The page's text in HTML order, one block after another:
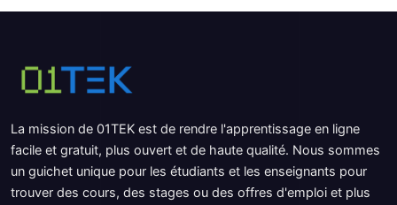
La mission de 01TEK est de rendre l'apprentissage en ligne
facile et gratuit, plus ouvert et de haute qualité. Nous sommes
un guichet unique pour les étudiants et les enseignants pour
trouver des cours, des stages ou des offres d'emploi et plus